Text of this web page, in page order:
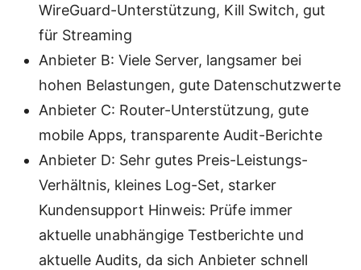
WireGuard-Unterstützung, Kill Switch, gut
für Streaming
Anbieter B: Viele Server, langsamer bei
hohen Belastungen, gute Datenschutzwerte
Anbieter C: Router-Unterstützung, gute
mobile Apps, transparente Audit-Berichte
Anbieter D: Sehr gutes Preis-Leistungs-
Verhältnis, kleines Log-Set, starker
Kundensupport Hinweis: Prüfe immer
aktuelle unabhängige Testberichte und
aktuelle Audits, da sich Anbieter schnell